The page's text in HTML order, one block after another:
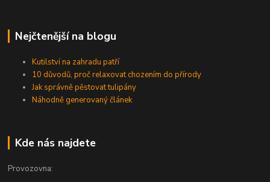
Nejčtenější na blogu
Kutilství na zahradu patří
10 důvodů, proč relaxovat chozením do přírody
Jak správně pěstovat tulipány
Náhodně generovaný článek
Kde nás najdete
Provozovna: